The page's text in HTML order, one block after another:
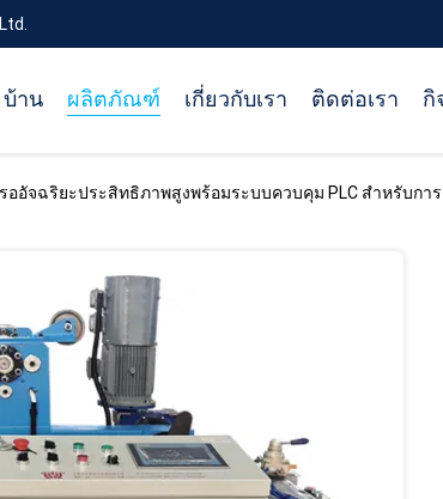
บ้าน ผลิตภัณฑ์ เกี่ยวกับเรา ติดต่อเรา กิ
รออัจฉริยะประสิทธิภาพสูงพร้อมระบบควบคุม PLC สำหรับกา